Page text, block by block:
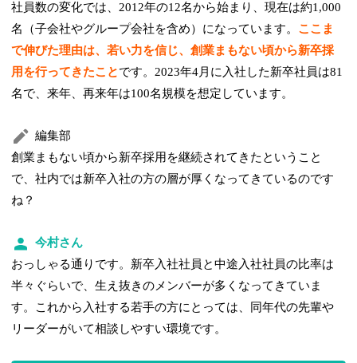
社員数の変化では、2012年の12名から始まり、現在は約1,000
名（子会社やグループ会社を含め）になっています。 ここま
で伸びた理由は、若い力を信じ、創業まもない頃から新卒採
用を行ってきたことです。2023年4月に入社した新卒社員は81
名で、来年、再来年は100名規模を想定しています。
編集部
創業まもない頃から新卒採用を継続されてきたということ
で、社内では新卒入社の方の層が厚くなってきているのです
ね？
今村さん
おっしゃる通りです。新卒入社社員と中途入社社員の比率は
半々ぐらいで、生え抜きのメンバーが多くなってきていま
す。これから入社する若手の方にとっては、同年代の先輩や
リーダーがいて相談しやすい環境です。